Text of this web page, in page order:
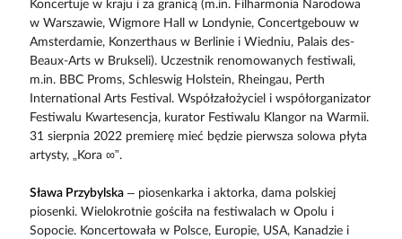
Koncertuje w kraju i za granicą (m.in. Filharmonia Narodowa
w Warszawie, Wigmore Hall w Londynie, Concertgebouw w
Amsterdamie, Konzerthaus w Berlinie i Wiedniu, Palais des-
Beaux-Arts w Brukseli). Uczestnik renomowanych festiwali,
m.in. BBC Proms, Schleswig Holstein, Rheingau, Perth
International Arts Festival. Współzałożyciel i współorganizator
Festiwalu Kwartesencja, kurator Festiwalu Klangor na Warmii.
31 sierpnia 2022 premierę mieć będzie pierwsza solowa płyta
artysty, „Kora ∞”.
Sława Przybylska– piosenkarka i aktorka, dama polskiej
piosenki. Wielokrotnie gościła na festiwalach w Opolu i
Sopocie. Koncertowała w Polsce, Europie, USA, Kanadzie i